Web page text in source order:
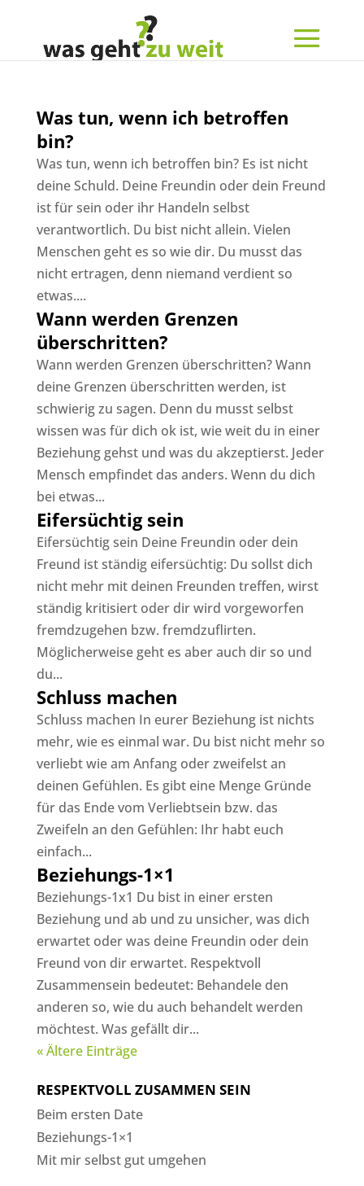
Was tun, wenn ich betroffen
bin?
Was tun, wenn ich betroffen bin? Es ist nicht
deine Schuld. Deine Freundin oder dein Freund
ist für sein oder ihr Handeln selbst
verantwortlich. Du bist nicht allein. Vielen
Menschen geht es so wie dir. Du musst das
nicht ertragen, denn niemand verdient so
etwas....
Wann werden Grenzen
überschritten?
Wann werden Grenzen überschritten? Wann
deine Grenzen überschritten werden, ist
schwierig zu sagen. Denn du musst selbst
wissen was für dich ok ist, wie weit du in einer
Beziehung gehst und was du akzeptierst. Jeder
Mensch empfindet das anders. Wenn du dich
bei etwas...
Eifersüchtig sein
Eifersüchtig sein Deine Freundin oder dein
Freund ist ständig eifersüchtig: Du sollst dich
nicht mehr mit deinen Freunden treffen, wirst
ständig kritisiert oder dir wird vorgeworfen
fremdzugehen bzw. fremdzuflirten.
Möglicherweise geht es aber auch dir so und
du...
Schluss machen
Schluss machen In eurer Beziehung ist nichts
mehr, wie es einmal war. Du bist nicht mehr so
verliebt wie am Anfang oder zweifelst an
deinen Gefühlen. Es gibt eine Menge Gründe
für das Ende vom Verliebtsein bzw. das
Zweifeln an den Gefühlen: Ihr habt euch
einfach...
Beziehungs-1×1
Beziehungs-1x1 Du bist in einer ersten
Beziehung und ab und zu unsicher, was dich
erwartet oder was deine Freundin oder dein
Freund von dir erwartet. Respektvoll
Zusammensein bedeutet: Behandele den
anderen so, wie du auch behandelt werden
möchtest. Was gefällt dir...
« Ältere Einträge
RESPEKTVOLL ZUSAMMEN SEIN
Beim ersten Date
Beziehungs-1×1
Mit mir selbst gut umgehen